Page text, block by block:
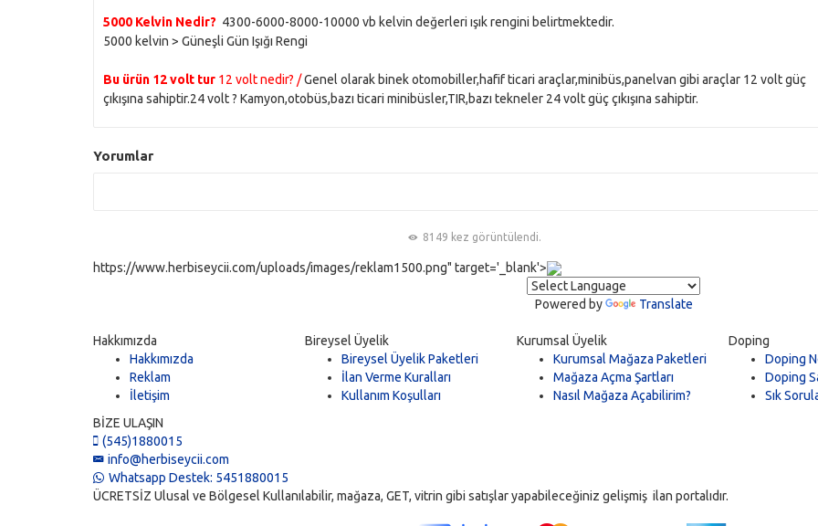
5000 Kelvin Nedir? 4300-6000-8000-10000 vb kelvin değerleri ışık rengini belirtmektedir.
5000 kelvin > Güneşli Gün Işığı Rengi
Bu ürün 12 volt tur 12 volt nedir? /Genel olarak binek otomobiller,hafif ticari araçlar,minibüs,panelvan gibi araçlar 12 volt güç
çıkışına sahiptir.24 volt ? Kamyon,otobüs,bazı ticari minibüsler,TIR,bazı tekneler 24 volt güç çıkışına sahiptir.
Yorumlar
8149 kez görüntülendi.
https://www.herbiseycii.com/uploads/images/reklam1500.png" target='_blank'>
Powered by Translate
Hakkımızda
Hakkımızda
Reklam
İletişim
Bireysel Üyelik
Bireysel Üyelik Paketleri
İlan Verme Kuralları
Kullanım Koşulları
Kurumsal Üyelik
Kurumsal Mağaza Paketleri
Mağaza Açma Şartları
Nasıl Mağaza Açabilirim?
Doping
Doping
Doping
Sık
BİZE ULAŞIN
(545)1880015
info@herbiseycii.com
Whatsapp Destek: 5451880015
ÜCRETSİZ Ulusal ve Bölgesel Kullanılabilir, mağaza, GET, vitrin gibi satışlar yapabileceğiniz gelişmiş ilan portalıdır.